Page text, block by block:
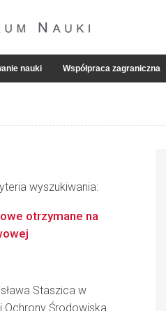
nauki Współpraca zagraniczna
wyszukiwania:
otrzymane na
Staszica w
Ochrony Środowiska